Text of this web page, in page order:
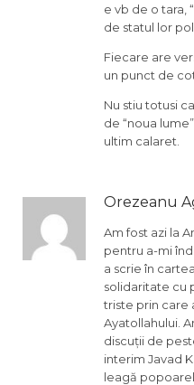
e vb de o tara,
de statul lor
Fiecare are
un punct de
Nu stiu totusi
de “noua
ultim calaret.
Orezeanu
Am fost azi la
pentru a-mi
a scrie în
solidaritate cu
triste prin care
Ayatollahului.
discuții de
interim Javad
leagă